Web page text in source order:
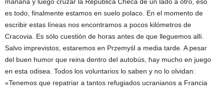
mañana y luego cruzar la República Checa de un lado a otro, eso
es todo, finalmente estamos en suelo polaco. En el momento de
escribir estas líneas nos encontramos a pocos kilómetros de
Cracovia. Es sólo cuestión de horas antes de que lleguemos allí.
Salvo imprevistos, estaremos en Przemyśl a media tarde. A pesar
del buen humor que reina dentro del autobús, hay mucho en juego
en esta odisea. Todos los voluntarios lo saben y no lo olvidan:
«Tenemos que repatriar a tantos refugiados ucranianos a Francia